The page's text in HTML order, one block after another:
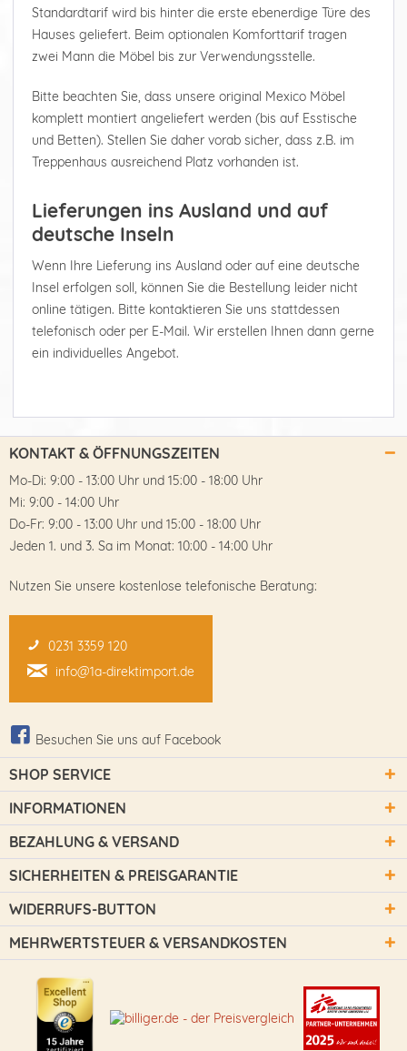
Standardtarif wird bis hinter die erste ebenerdige Türe des
Hauses geliefert. Beim optionalen Komforttarif tragen
zwei Mann die Möbel bis zur Verwendungsstelle.
Bitte beachten Sie, dass unsere original Mexico Möbel
komplett montiert angeliefert werden (bis auf Esstische
und Betten). Stellen Sie daher vorab sicher, dass z.B. im
Treppenhaus ausreichend Platz vorhanden ist.
Lieferungen ins Ausland und auf
deutsche Inseln
Wenn Ihre Lieferung ins Ausland oder auf eine deutsche
Insel erfolgen soll, können Sie die Bestellung leider nicht
online tätigen. Bitte kontaktieren Sie uns stattdessen
telefonisch oder per E-Mail. Wir erstellen Ihnen dann gerne
ein individuelles Angebot.
KONTAKT & ÖFFNUNGSZEITEN
Mo-Di: 9:00 - 13:00 Uhr und 15:00 - 18:00 Uhr
Mi: 9:00 - 14:00 Uhr
Do-Fr: 9:00 - 13:00 Uhr und 15:00 - 18:00 Uhr
Jeden 1. und 3. Sa im Monat: 10:00 - 14:00 Uhr
Nutzen Sie unsere kostenlose telefonische Beratung:
0231 3359 120
info@1a-direktimport.de
Besuchen Sie uns auf Facebook
SHOP SERVICE
INFORMATIONEN
BEZAHLUNG & VERSAND
SICHERHEITEN & PREISGARANTIE
WIDERRUFS-BUTTON
MEHRWERTSTEUER & VERSANDKOSTEN